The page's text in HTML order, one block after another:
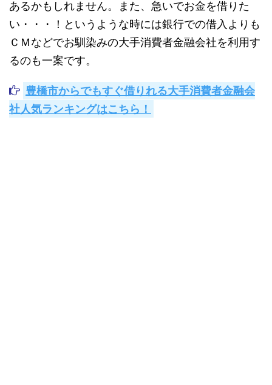
あるかもしれません。また、 急いでお金を借りた
い・・・！というような時には銀行での借入よりも
ＣＭなどでお馴染みの大手消費者金融会社を利用す
るのも一案です。
豊橋市からでもすぐ借りれる大手消費者金融会
社人気ランキングはこちら！